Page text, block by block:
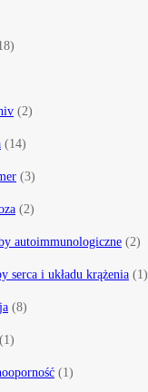
(2)
(14)
(3)
(2)
autoimmunologiczne (2)
serca i układu krążenia (1)
(8)
(1)
(1)